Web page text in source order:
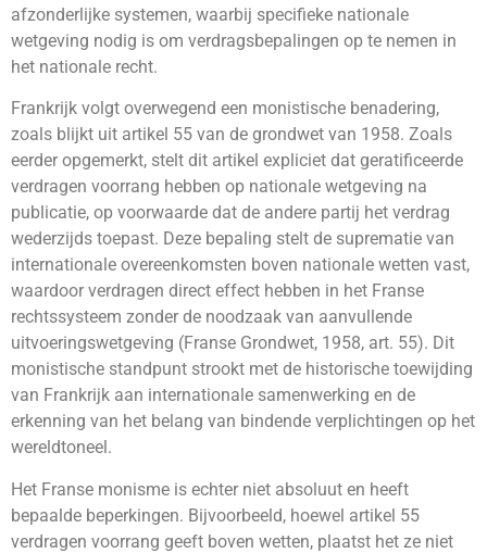
afzonderlijke systemen, waarbij specifieke nationale
wetgeving nodig is om verdragsbepalingen op te nemen in
het nationale recht.
Frankrijk volgt overwegend een monistische benadering,
zoals blijkt uit artikel 55 van de grondwet van 1958. Zoals
eerder opgemerkt, stelt dit artikel expliciet dat geratificeerde
verdragen voorrang hebben op nationale wetgeving na
publicatie, op voorwaarde dat de andere partij het verdrag
wederzijds toepast. Deze bepaling stelt de suprematie van
internationale overeenkomsten boven nationale wetten vast,
waardoor verdragen direct effect hebben in het Franse
rechtssysteem zonder de noodzaak van aanvullende
uitvoeringswetgeving (Franse Grondwet, 1958, art. 55). Dit
monistische standpunt strookt met de historische toewijding
van Frankrijk aan internationale samenwerking en de
erkenning van het belang van bindende verplichtingen op het
wereldtoneel.
Het Franse monisme is echter niet absoluut en heeft
bepaalde beperkingen. Bijvoorbeeld, hoewel artikel 55
verdragen voorrang geeft boven wetten, plaatst het ze niet